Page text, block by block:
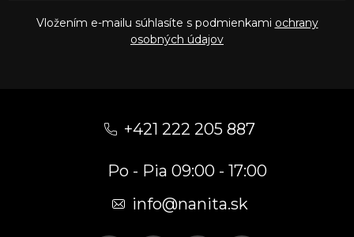
Vložením e-mailu súhlasíte s podmienkami ochrany
osobných údajov
+421 222 205 887
Po - Pia 09:00 - 17:00
info@nanita.sk